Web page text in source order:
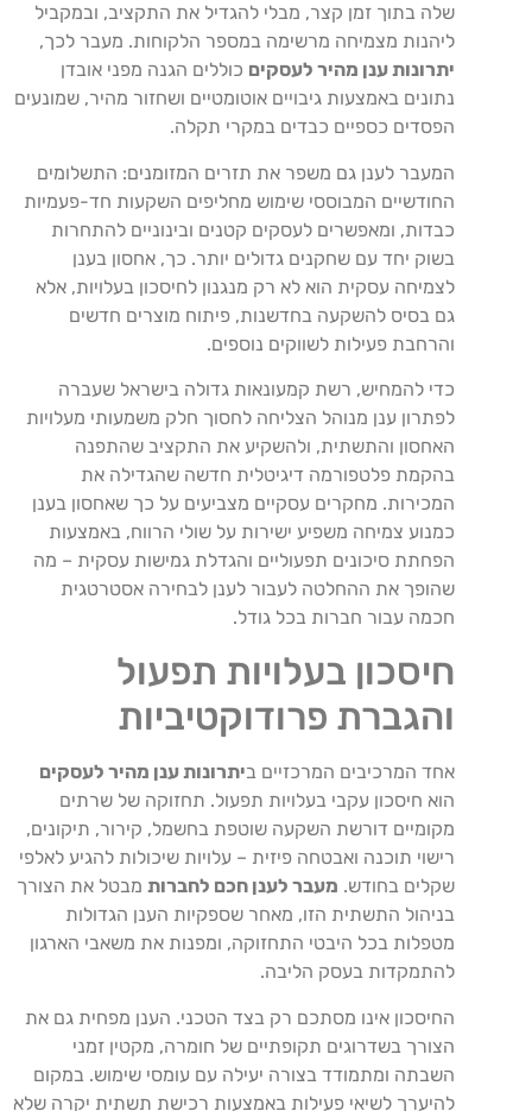
שלה בתוך זמן קצר, מבלי להגדיל את התקציב, ובמקביל
ליהנות מצמיחה מרשימה במספר הלקוחות. מעבר לכך,
יתרונות ענן מהיר לעסקים כוללים הגנה מפני אובדן
נתונים באמצעות גיבויים אוטומטיים ושחזור מהיר, שמונעים
הפסדים כספיים כבדים במקרי תקלה.
המעבר לענן גם משפר את תזרים המזומנים: התשלומים
החודשיים המבוססי שימוש מחליפים השקעות חד-פעמיות
כבדות, ומאפשרים לעסקים קטנים ובינוניים להתחרות
בשוק יחד עם שחקנים גדולים יותר. כך, אחסון בענן
לצמיחה עסקית הוא לא רק מנגנון לחיסכון בעלויות, אלא
גם בסיס להשקעה בחדשנות, פיתוח מוצרים חדשים
והרחבת פעילות לשווקים נוספים.
כדי להמחיש, רשת קמעונאות גדולה בישראל שעברה
לפתרון ענן מנוהל הצליחה לחסוך חלק משמעותי מעלויות
האחסון והתשתית, ולהשקיע את התקציב שהתפנה
בהקמת פלטפורמה דיגיטלית חדשה שהגדילה את
המכירות. מחקרים עסקיים מצביעים על כך שאחסון בענן
כמנוע צמיחה משפיע ישירות על שולי הרווח, באמצעות
הפחתת סיכונים תפעוליים והגדלת גמישות עסקית – מה
שהופך את ההחלטה לעבור לענן לבחירה אסטרטגית
חכמה עבור חברות בכל גודל.
חיסכון בעלויות תפעול
והגברת פרודוקטיביות
אחד המרכיבים המרכזיים ביתרונות ענן מהיר לעסקים
הוא חיסכון עקבי בעלויות תפעול. תחזוקה של שרתים
מקומיים דורשת השקעה שוטפת בחשמל, קירור, תיקונים,
רישוי תוכנה ואבטחה פיזית – עלויות שיכולות להגיע לאלפי
שקלים בחודש. מעבר לענן חכם לחברות מבטל את הצורך
בניהול התשתית הזו, מאחר שספקיות הענן הגדולות
מטפלות בכל היבטי התחזוקה, ומפנות את משאבי הארגון
להתמקדות בעסק הליבה.
החיסכון אינו מסתכם רק בצד הטכני. הענן מפחית גם את
הצורך בשדרוגים תקופתיים של חומרה, מקטין זמני
השבתה ומתמודד בצורה יעילה עם עומסי שימוש. במקום
להיערך לשיאי פעילות באמצעות רכישת תשתית יקרה שלא